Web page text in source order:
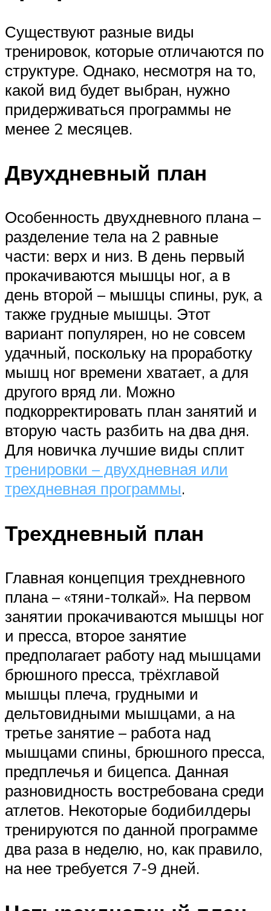
Существуют разные виды
тренировок, которые отличаются по
структуре. Однако, несмотря на то,
какой вид будет выбран, нужно
придерживаться программы не
менее 2 месяцев.
Двухдневный план
Особенность двухдневного плана –
разделение тела на 2 равные
части: верх и низ. В день первый
прокачиваются мышцы ног, а в
день второй – мышцы спины, рук, а
также грудные мышцы. Этот
вариант популярен, но не совсем
удачный, поскольку на проработку
мышц ног времени хватает, а для
другого вряд ли. Можно
подкорректировать план занятий и
вторую часть разбить на два дня.
Для новичка лучшие виды сплит
тренировки – двухдневная или
трехдневная программы.
Трехдневный план
Главная концепция трехдневного
плана – «тяни-толкай». На первом
занятии прокачиваются мышцы ног
и пресса, второе занятие
предполагает работу над мышцами
брюшного пресса, трёхглавой
мышцы плеча, грудными и
дельтовидными мышцами, а на
третье занятие – работа над
мышцами спины, брюшного пресса,
предплечья и бицепса. Данная
разновидность востребована среди
атлетов. Некоторые бодибилдеры
тренируются по данной программе
два раза в неделю, но, как правило,
на нее требуется 7-9 дней.